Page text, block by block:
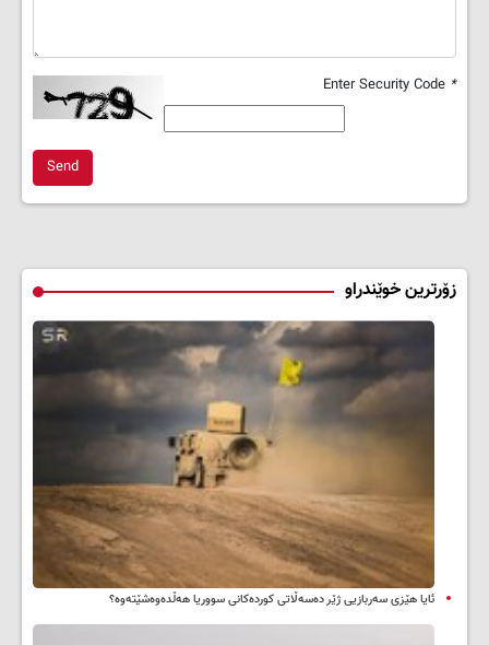
*
Send
زۆرترین خوێندراو
ئایا هێزی سەربازیی ژێر دەسەڵاتی کوردەکانی سووریا هەڵدەوەشێتەوە؟